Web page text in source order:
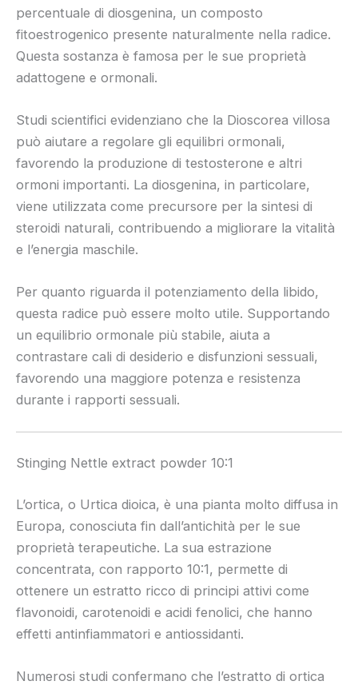
percentuale di diosgenina, un composto
fitoestrogenico presente naturalmente nella radice.
Questa sostanza è famosa per le sue proprietà
adattogene e ormonali.
Studi scientifici evidenziano che la Dioscorea villosa
può aiutare a regolare gli equilibri ormonali,
favorendo la produzione di testosterone e altri
ormoni importanti. La diosgenina, in particolare,
viene utilizzata come precursore per la sintesi di
steroidi naturali, contribuendo a migliorare la vitalità
e l’energia maschile.
Per quanto riguarda il potenziamento della libido,
questa radice può essere molto utile. Supportando
un equilibrio ormonale più stabile, aiuta a
contrastare cali di desiderio e disfunzioni sessuali,
favorendo una maggiore potenza e resistenza
durante i rapporti sessuali.
Stinging Nettle extract powder 10:1
L’ortica, o Urtica dioica, è una pianta molto diffusa in
Europa, conosciuta fin dall’antichità per le sue
proprietà terapeutiche. La sua estrazione
concentrata, con rapporto 10:1, permette di
ottenere un estratto ricco di principi attivi come
flavonoidi, carotenoidi e acidi fenolici, che hanno
effetti antinfiammatori e antiossidanti.
Numerosi studi confermano che l’estratto di ortica